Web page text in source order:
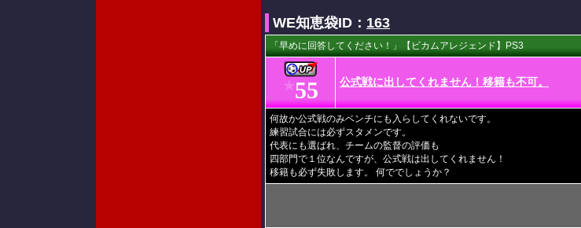
WE知恵袋ID： 163
「早めに回答してください！」【ビカムアレジェンド】PS3
★55 公式戦に出してくれません！移籍も不可。
何故か公式戦のみベンチにも入らしてくれないです。
練習試合には必ずスタメンです。
代表にも選ばれ、チームの監督の評価も
四部門で１位なんですが、公式戦は出してくれません！
移籍も必ず失敗します。 何ででしょうか？